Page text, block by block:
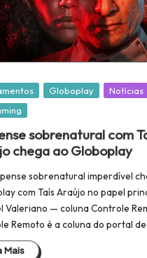
Globoplay Notícias
sobrenatural com
chega ao Globoplay
sobrenatural imperdível
com Taís Araújo no papel
Valeriano — coluna Controle
Remoto é a coluna do portal
Mais